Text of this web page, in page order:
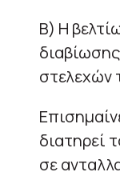
Β) Η
στελεχών
διατηρεί
σε